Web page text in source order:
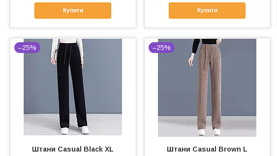
Купити Купити
–25%
Штани Casual Black XL
–25%
Штани Casual Brown L